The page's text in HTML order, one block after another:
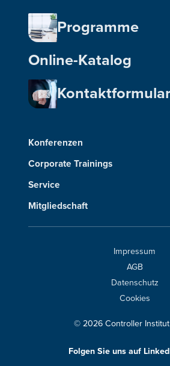
Programme
Online-Katalog
Kontaktformular
Konferenzen
Corporate Trainings
Service
Mitgliedschaft
Impressum
AGB
Datenschutz
Cookies
© 2026 Controller
Folgen Sie uns auf